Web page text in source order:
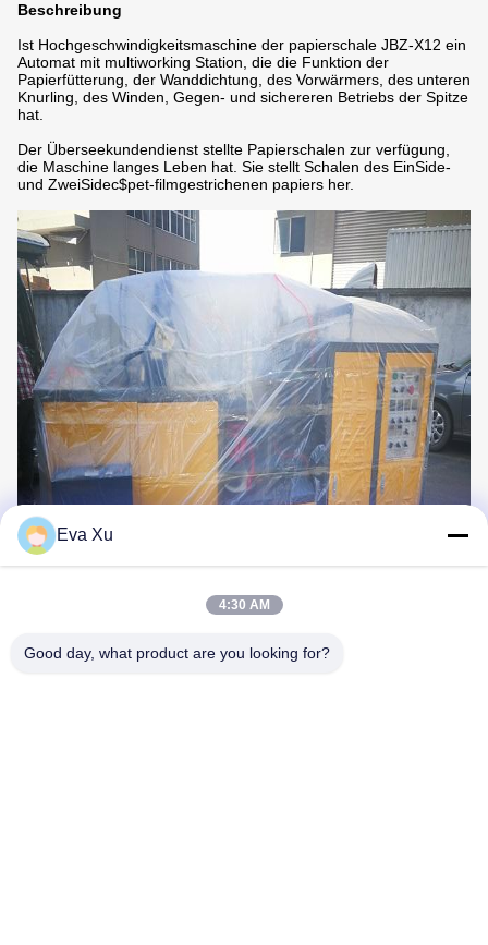
Beschreibung
Ist Hochgeschwindigkeitsmaschine der papierschale JBZ-X12 ein
Automat mit multiworking Station, die die Funktion der
Papierfütterung, der Wanddichtung, des Vorwärmers, des unteren
Knurling, des Winden, Gegen- und sichereren Betriebs der Spitze
hat.
Der Überseekundendienst stellte Papierschalen zur verfügung,
die Maschine langes Leben hat. Sie stellt Schalen des EinSide-
und ZweiSidec$pet-filmgestrichenen papiers her.
Eva Xu
4:30 AM
Good day, what product are you looking for?